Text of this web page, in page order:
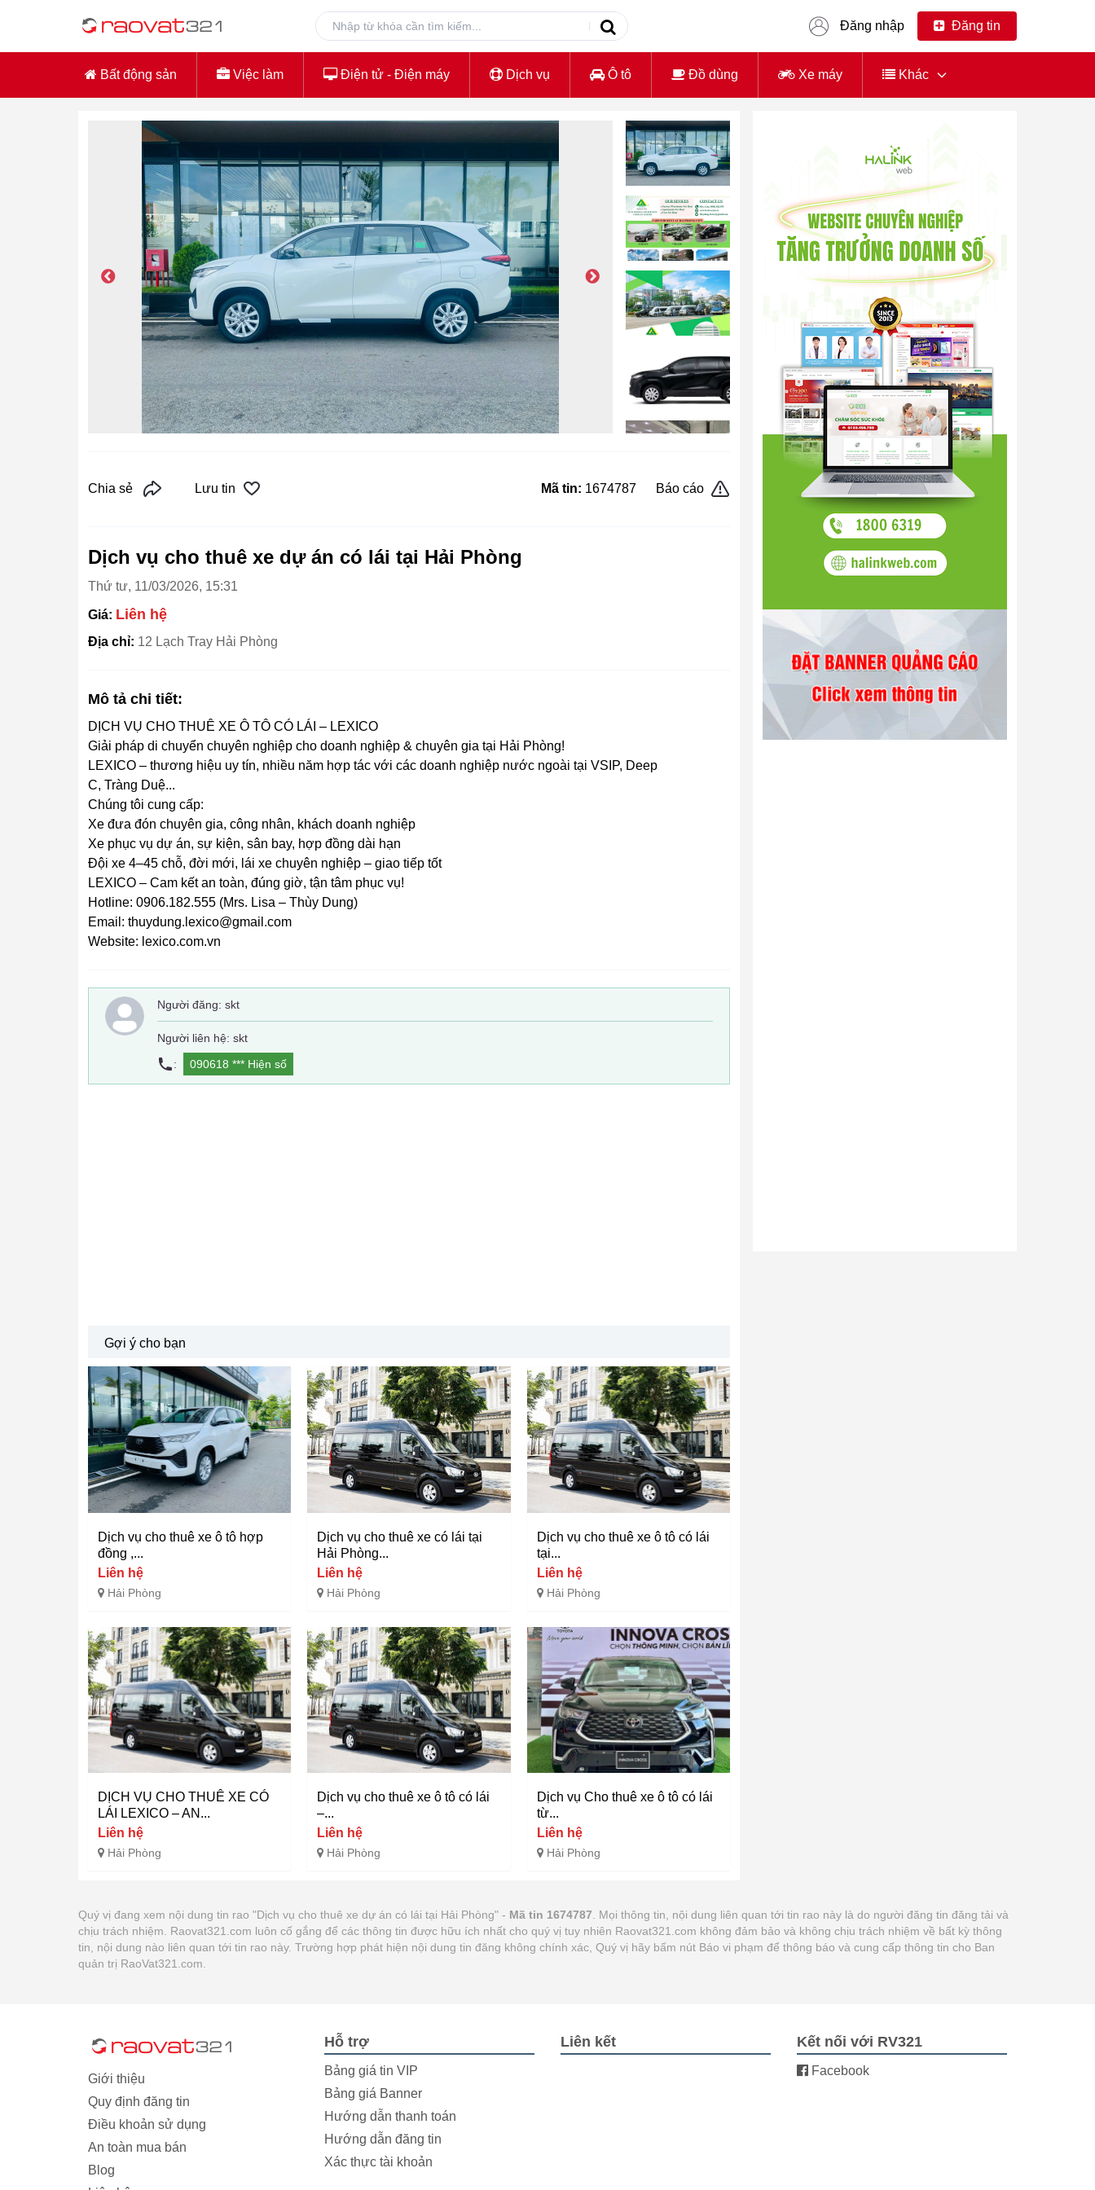
Đăng nhập Đăng tin
Bất động sản Việc làm Điện tử - Điện máy Dịch vụ Ô tô Đồ dùng Xe máy Khác
Chia sẻ Lưu tin Mã tin: 1674787 Báo cáo
Dịch vụ cho thuê xe dự án có lái tại Hải Phòng
Thứ tư, 11/03/2026, 15:31
Giá: Liên hệ
Địa chỉ: 12 Lạch Tray Hải Phòng
Mô tả chi tiết:
DỊCH VỤ CHO THUÊ XE Ô TÔ CÓ LÁI – LEXICO
Giải pháp di chuyển chuyên nghiệp cho doanh nghiệp & chuyên gia tại Hải Phòng!
LEXICO – thương hiệu uy tín, nhiều năm hợp tác với các doanh nghiệp nước ngoài tại VSIP, Deep
C, Tràng Duệ...
Chúng tôi cung cấp:
Xe đưa đón chuyên gia, công nhân, khách doanh nghiệp
Xe phục vụ dự án, sự kiện, sân bay, hợp đồng dài hạn
Đội xe 4–45 chỗ, đời mới, lái xe chuyên nghiệp – giao tiếp tốt
LEXICO – Cam kết an toàn, đúng giờ, tận tâm phục vụ!
Hotline: 0906.182.555 (Mrs. Lisa – Thùy Dung)
Email: thuydung.lexico@gmail.com
Website: lexico.com.vn
Người đăng: skt
Người liên hệ: skt
:
090618 *** Hiện số
Gợi ý cho bạn
Dịch vụ cho thuê xe ô tô hợp
đồng ,...
Liên hệ
Hải Phòng
Dịch vụ cho thuê xe có lái tại
Hải Phòng...
Liên hệ
Hải Phòng
Dịch vụ cho thuê xe ô tô có lái
tại...
Liên hệ
Hải Phòng
DỊCH VỤ CHO THUÊ XE CÓ
LÁI LEXICO – AN...
Liên hệ
Hải Phòng
Dịch vụ cho thuê xe ô tô có lái
–...
Liên hệ
Hải Phòng
Dịch vụ Cho thuê xe ô tô có lái
từ...
Liên hệ
Hải Phòng
Quý vị đang xem nội dung tin rao "Dịch vụ cho thuê xe dự án có lái tại Hải Phòng" - Mã tin 1674787 . Mọi thông tin, nội dung liên quan tới tin rao này là do người đăng tin đăng tải và
chịu trách nhiệm. Raovat321.com luôn cố gắng để các thông tin được hữu ích nhất cho quý vị tuy nhiên Raovat321.com không đảm bảo và không chịu trách nhiệm về bất kỳ thông
tin, nội dung nào liên quan tới tin rao này. Trường hợp phát hiện nội dung tin đăng không chính xác, Quý vị hãy bấm nút Báo vi phạm để thông báo và cung cấp thông tin cho Ban
quản trị RaoVat321.com.
Giới thiệu
Quy định đăng tin
Điều khoản sử dụng
An toàn mua bán
Blog
Hỗ trợ
Bảng giá tin VIP
Bảng giá Banner
Hướng dẫn thanh toán
Hướng dẫn đăng tin
Xác thực tài khoản
Liên kết Kết nối với RV321
Facebook